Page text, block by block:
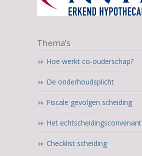
Thema’s
Hoe werkt co-ouderschap?
De onderhoudsplicht
Fiscale gevolgen scheiding
Het echtscheidingsconvenant
Checklist scheiding